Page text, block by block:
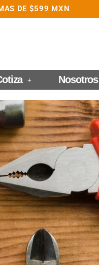
DE $599 MXN
Nosotros